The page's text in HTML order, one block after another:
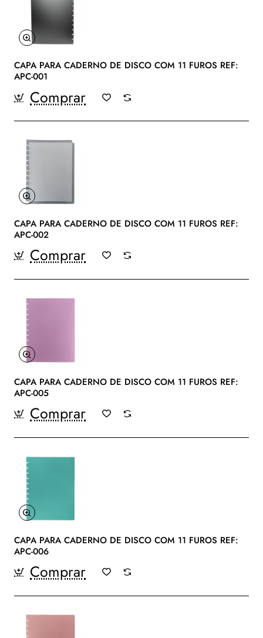
CAPA PARA CADERNO DE DISCO COM 11 FUROS REF:
APC-001
Comprar
CAPA PARA CADERNO DE DISCO COM 11 FUROS REF:
APC-002
Comprar
CAPA PARA CADERNO DE DISCO COM 11 FUROS REF:
APC-005
Comprar
CAPA PARA CADERNO DE DISCO COM 11 FUROS REF:
APC-006
Comprar